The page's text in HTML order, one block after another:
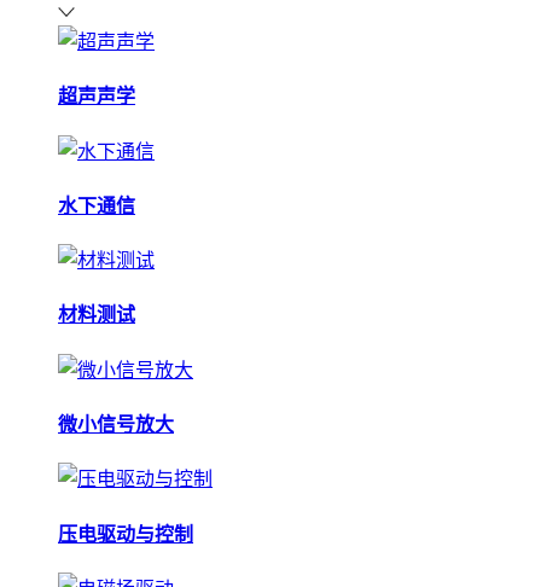
超声声学
水下通信
材料测试
微小信号放大
压电驱动与控制